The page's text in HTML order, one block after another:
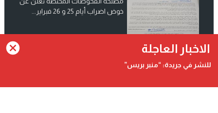
خوض اضراب أيام 25 و 26 فبراير...
انضم الينا على فيسبوك
الاخبار العاجلة
للنشر في جريدة: “منبر بريس”